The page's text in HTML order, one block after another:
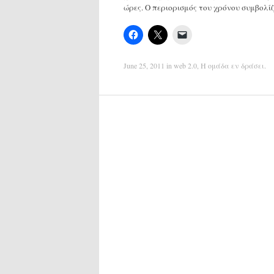
ώρες. Ο περιορισμός του χρόνου
June 25, 2011 in web 2.0 Η ομάδα εν δράσει